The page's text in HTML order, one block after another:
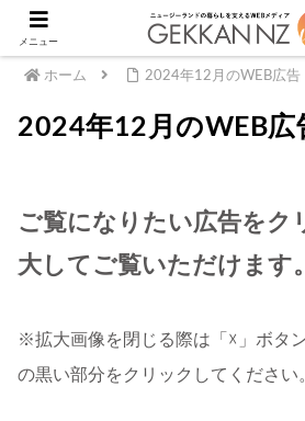
ホーム 2024年12月のWEB広告
2024年12月のWEB広
ご覧になりたい広告をク
大してご覧いただけます。
※拡大画像を閉じる際は「☓」ボタ
の黒い部分をクリックしてください
メニュー